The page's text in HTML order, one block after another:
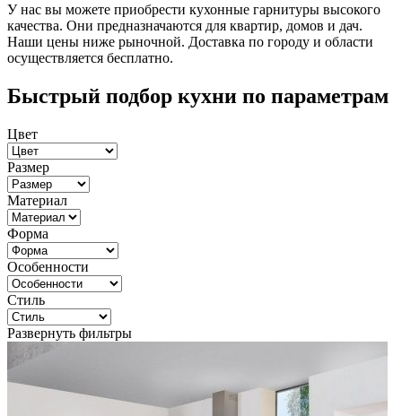
У нас вы можете приобрести кухонные гарнитуры высокого
качества. Они предназначаются для квартир, домов и дач.
Наши цены ниже рыночной. Доставка по городу и области
осуществляется бесплатно.
Быстрый подбор кухни по параметрам
Цвет
Размер
Материал
Форма
Особенности
Стиль
Развернуть фильтры